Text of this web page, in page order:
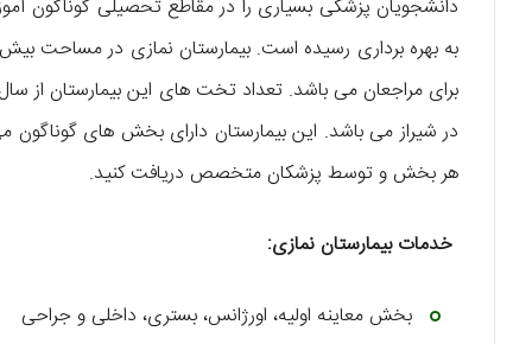
در شیراز می ‌باشد. این بیمارستان دارای بخش‌ های گوناگون
هر بخش و توسط پزشکان متخصص دریافت کنید.
خدمات بیمارستان نمازی:
بخش معاینه اولیه، اورژانس، بستری، داخلی و جراحی